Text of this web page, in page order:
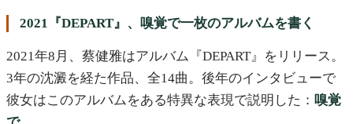
2021『DEPART』、嗅覚で一枚のアルバムを書く
2021年8月、蔡健雅はアルバム『DEPART』をリリース。
3年の沈澱を経た作品、全14曲。後年のインタビューで
彼女はこのアルバムをある特異な表現で説明した： 嗅覚